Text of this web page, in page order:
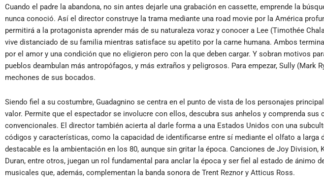
Cuando el padre la abandona, no sin antes dejarle una grabación en cassette, emprende la
nunca conoció. Así el director construye la trama mediante una road movie por la América
permitirá a la protagonista aprender más de su naturaleza voraz y conocer a Lee (Timothée
vive distanciado de su familia mientras satisface su apetito por la carne humana. Ambos
por el amor y una condición que no eligieron pero con la que deben cargar. Y sobran motivos
pueblos deambulan más antropófagos, y más extraños y peligrosos. Para empezar, Sully (Mark
mechones de sus bocados.
Siendo fiel a su costumbre, Guadagnino se centra en el punto de vista de los personajes
valor. Permite que el espectador se involucre con ellos, descubra sus anhelos y comprenda
convencionales. El director también acierta al darle forma a una Estados Unidos con una
códigos y características, como la capacidad de identificarse entre sí mediante el olfato a larga
destacable es la ambientación en los 80, aunque sin gritar la época. Canciones de Joy Division,
Duran, entre otros, juegan un rol fundamental para anclar la época y ser fiel al estado de ánimo
musicales que, además, complementan la banda sonora de Trent Reznor y Atticus Ross.